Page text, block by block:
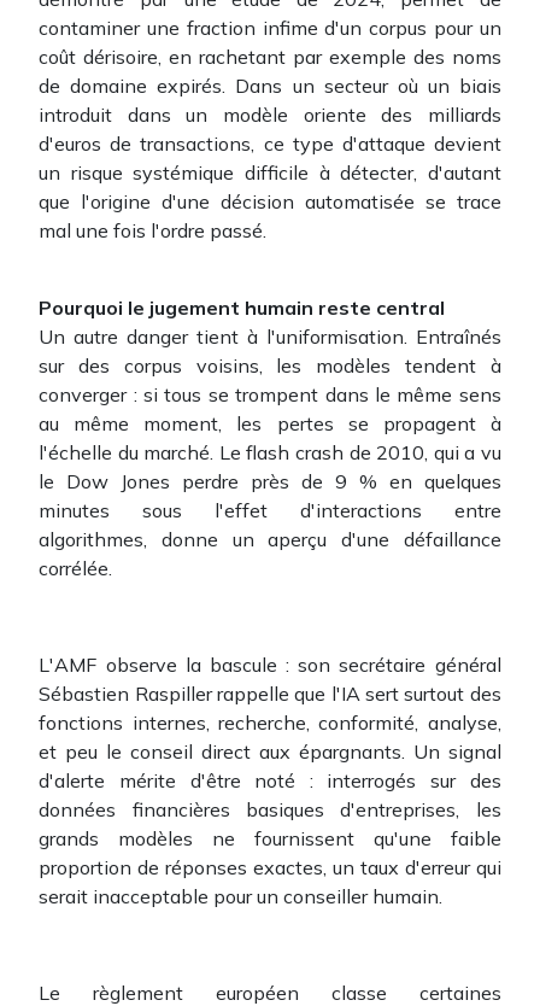
contaminer une fraction infime d'un corpus pour un
coût dérisoire, en rachetant par exemple des noms
de domaine expirés. Dans un secteur où un biais
introduit dans un modèle oriente des milliards
d'euros de transactions, ce type d'attaque devient
un risque systémique difficile à détecter, d'autant
que l'origine d'une décision automatisée se trace
mal une fois l'ordre passé.
Pourquoi le jugement humain reste central
Un autre danger tient à l'uniformisation. Entraînés
sur des corpus voisins, les modèles tendent à
converger : si tous se trompent dans le même sens
au même moment, les pertes se propagent à
l'échelle du marché. Le flash crash de 2010, qui a vu
le Dow Jones perdre près de 9 % en quelques
minutes sous l'effet d'interactions entre
algorithmes, donne un aperçu d'une défaillance
corrélée.
L'AMF observe la bascule : son secrétaire général
Sébastien Raspiller rappelle que l'IA sert surtout des
fonctions internes, recherche, conformité, analyse,
et peu le conseil direct aux épargnants. Un signal
d'alerte mérite d'être noté : interrogés sur des
données financières basiques d'entreprises, les
grands modèles ne fournissent qu'une faible
proportion de réponses exactes, un taux d'erreur qui
serait inacceptable pour un conseiller humain.
Le règlement européen classe certaines